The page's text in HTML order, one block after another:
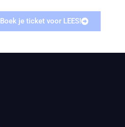
Boek je ticket voor LEES!